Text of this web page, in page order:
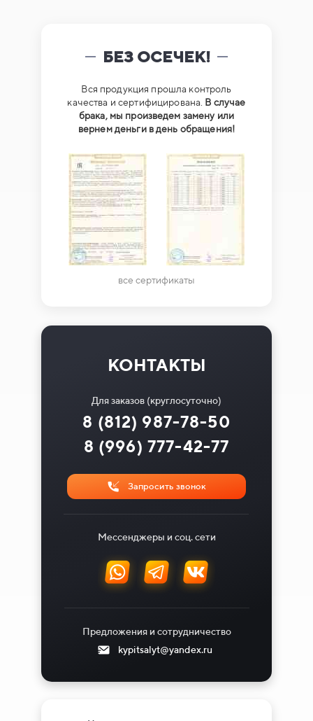
БЕЗ ОСЕЧЕК!
Вся продукция прошла контроль
качества и сертифицирована. В случае
брака, мы произведем замену или
вернем деньги в день обращения!
все сертификаты
КОНТАКТЫ
Для заказов (круглосуточно)
8 (996) 777-42-77
8 (812) 987-78-50
Запросить звонок
Мессенджеры и соц. сети
Предложения и сотрудничество
kypitsalyt@yandex.ru